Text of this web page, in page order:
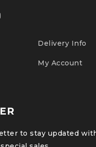
Delivery Info
My Account
to stay updated